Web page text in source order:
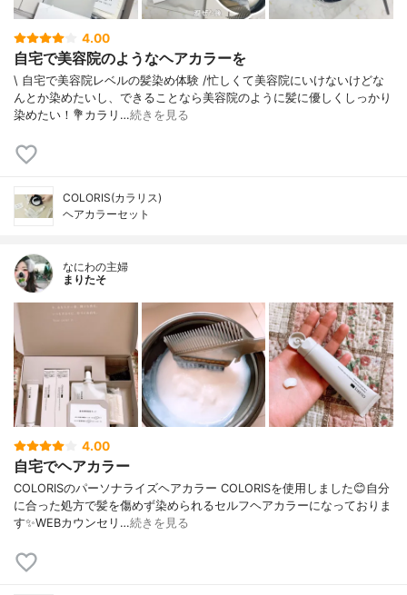
4.00
自宅で美容院のようなヘアカラーを
\ 自宅で美容院レベルの髪染め体験 /⁡⁡忙しくて美容院にいけないけどな
んとか染めたいし、できることなら美容院のように髪に優しくしっかり
染めたい！⁡⁡⁡💐カラリ…続きを見る
COLORIS(カラリス)
ヘアカラーセット
なにわの主婦
まりたそ
4.00
自宅でヘアカラー
COLORISのパーソナライズヘアカラー COLORISを使用しました😊自分
に合った処方で髪を傷めず染められるセルフヘアカラーになっておりま
す✨WEBカウンセリ…続きを見る